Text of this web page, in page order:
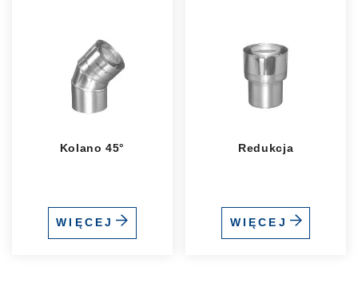
Kolano 45°
WIĘCEJ
Redukcja
WIĘCEJ